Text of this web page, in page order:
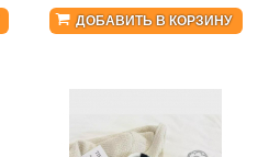
ДОБАВИТЬ В КОРЗИНУ